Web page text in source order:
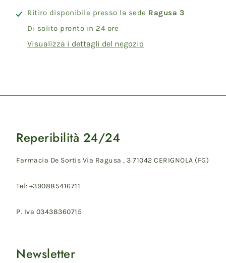
Facebook
Twitter
Pinterest
Ritiro disponibile presso la sede Ragusa 3
Di solito pronto in 24 ore
Visualizza i dettagli del negozio
Reperibilità 24/24
Farmacia De Sortis Via Ragusa , 3 71042 CERIGNOLA (FG)
Tel: +390885416711
P. Iva 03438360715
Newsletter